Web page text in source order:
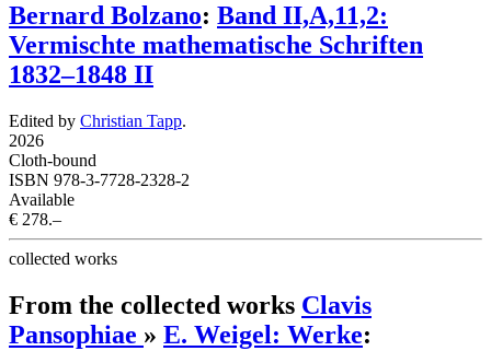
Bernard Bolzano: Band II,A,11,2:
Vermischte mathematische Schriften
1832–1848 II
Edited by Christian Tapp.
2026
Cloth-bound
ISBN 978-3-7728-2328-2
Available
€ 278.–
collected works
From the collected works Clavis
Pansophiae » E. Weigel: Werke: